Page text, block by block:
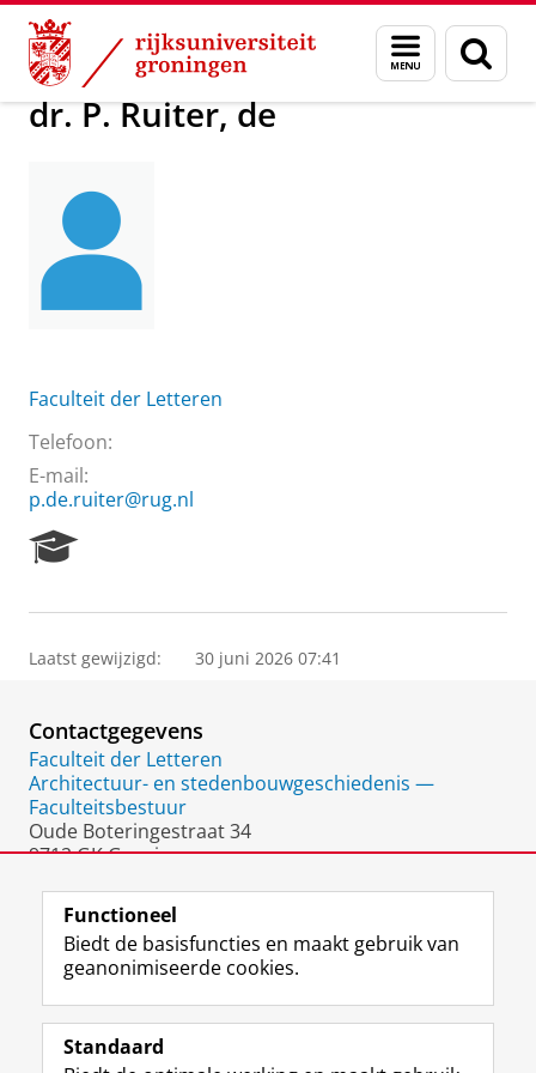
Skip
Content
Skip
Navigation
Menu
en
zoeken
Over ons dr. P. Ruiter, de
dr. P. Ruiter, de
Faculteit der Letteren
Telefoon:
E-mail:
p.de.ruiter@rug.nl
e
r
P
o
r
t
a
l
Laatst gewijzigd: 30 juni 2026 07:41
Contactgegevens
Faculteit der Letteren
Architectuur- en stedenbouwgeschiedenis —
Faculteitsbestuur
Oude Boteringestraat 34
9712 GK Groningen
Volg de RUG
F
a
L
i
R
S
I
n
Y
o
Functioneel
Biedt de basisfuncties en maakt gebruik van
geanonimiseerde cookies.
Standaard